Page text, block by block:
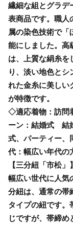
繊細な組とグラデ
表商品です。職人
属の染色技術で「
能にしました。高
は、上質な絹糸を
り、淡い地色とシ
れた金糸に美しい
が特徴です。
◇適応着物：訪
ーン：結婚式 結
式、パーティー
代：幅広い年代の
【三分紐「市松」】
幅広い世代に人
分紐は、通常の帯
タイプの紐です。
じですが、帯締め